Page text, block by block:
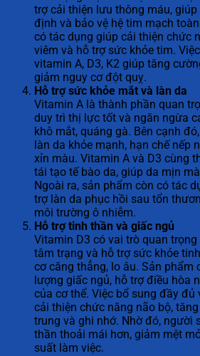
trợ cải thiện lưu thông máu,
định và bảo vệ hệ tim mạch
có tác dụng giúp cải thiện chức
viêm và hỗ trợ sức khỏe tim.
vitamin A, D3, K2 giúp tăng
giảm nguy cơ đột quỵ.
Hỗ trợ sức khỏe mắt và làn da
Vitamin A là thành phần quan
duy trì thị lực tốt và ngăn ngừa
khô mắt, quáng gà. Bên cạnh
làn da khỏe mạnh, hạn chế nếp
xỉn màu. Vitamin A và D3 cùng
tái tạo tế bào da, giúp da mịn
Ngoài ra, sản phẩm còn có tác
trợ làn da phục hồi sau tổn
môi trường ô nhiễm.
Hỗ trợ tinh thần và giấc ngủ
Vitamin D3 có vai trò quan
tâm trạng và hỗ trợ sức khỏe
cơ căng thẳng, lo âu. Sản phẩm
lượng giấc ngủ, hỗ trợ điều hòa
của cơ thể. Việc bổ sung đầy đủ
cải thiện chức năng não bộ,
trung và ghi nhớ. Nhờ đó, người
thần thoải mái hơn, giảm mệt
suất làm việc.